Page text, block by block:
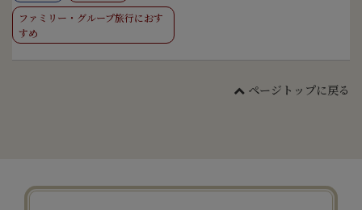
ファミリー・グループ旅行におす
すめ
ページトップに戻る